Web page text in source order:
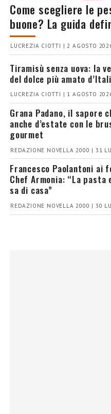
Come scegliere le
buone? La guida
LUCREZIA CIOTTI | 2 AGOSTO
Tiramisù senza uova: la
del dolce più amato
LUCREZIA CIOTTI | 1 AGOSTO
Grana Padano, il sapore
anche d’estate con le
gourmet
REDAZIONE NOVELLA 2000 | 31
Francesco Paolantoni ai
Chef Armonia: “La pasta
sa di casa”
REDAZIONE NOVELLA 2000 | 30